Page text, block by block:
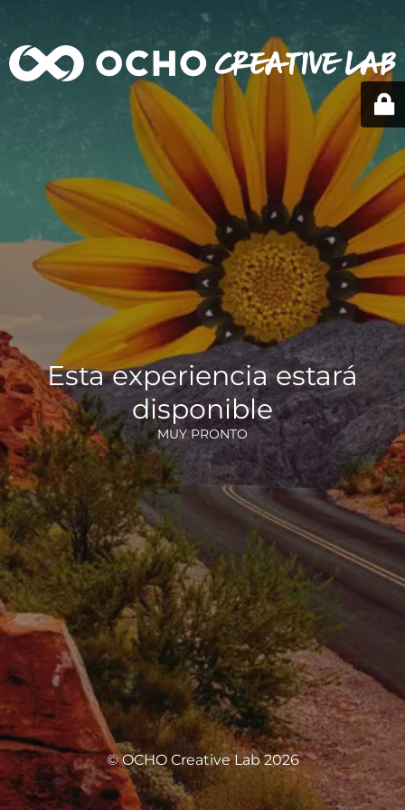
Esta experiencia estará
disponible
MUY PRONTO
© OCHO Creative Lab 2026